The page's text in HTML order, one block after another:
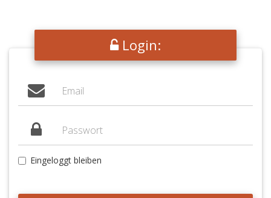
Login:
Eingeloggt bleiben